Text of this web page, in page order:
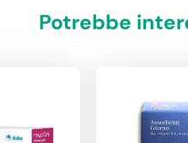
Potrebbe